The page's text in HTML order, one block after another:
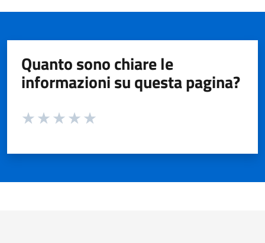
Quanto sono chiare le
informazioni su questa pagina?
Valuta da 1 a 5 stelle la pagina